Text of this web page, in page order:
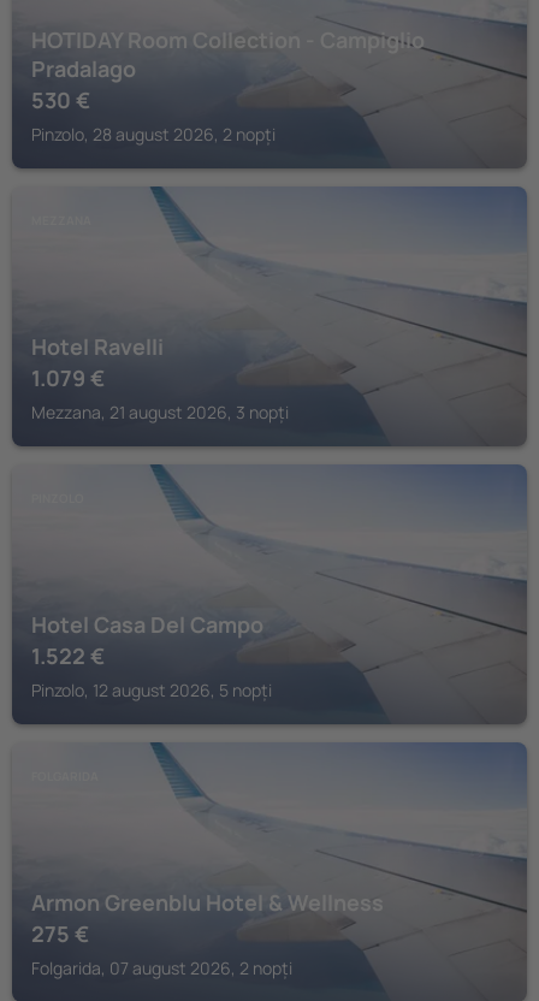
HOTIDAY Room Collection - Campiglio
Pradalago
530 €
Pinzolo, 28 august 2026, 2 nopți
Hotel Ravelli
1.079 €
Mezzana, 21 august 2026, 3 nopți
Hotel Casa Del Campo
1.522 €
Pinzolo, 12 august 2026, 5 nopți
Armon Greenblu Hotel & Wellness
275 €
Folgarida, 07 august 2026, 2 nopți